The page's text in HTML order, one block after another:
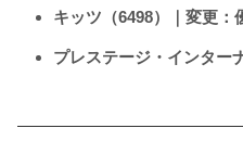
キッツ（6498）｜変更：
プレステージ・インター